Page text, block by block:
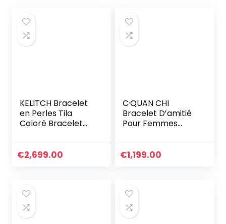
KELITCH Bracelet
en Perles Tila
Coloré Bracelet
Cristal Bijoux
€2,699.00
C·QUAN CHI
Bracelet D’amitié
Pour Femmes
Corde Tressée à
€1,199.00